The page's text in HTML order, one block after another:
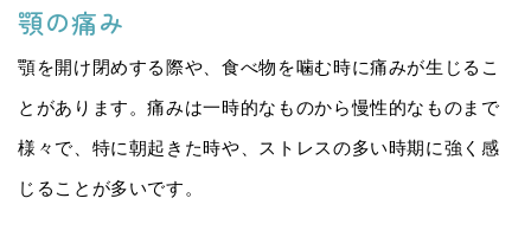
顎の痛み
顎を開け閉めする際や、食べ物を噛む時に痛みが生じるこ
とがあります。痛みは一時的なものから慢性的なものまで
様々で、特に朝起きた時や、ストレスの多い時期に強く感
じることが多いです。